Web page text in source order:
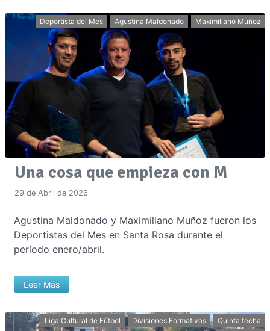
Deportista del Mes Agustina Maldonado Maximiliano Muñoz
Una cosa que empieza con M
29 de Abril de 2026
Agustina Maldonado y Maximiliano Muñoz fueron los
Deportistas del Mes en Santa Rosa durante el
período enero/abril.
Leer Más
Liga Cultural de Fútbol Divisiones Formativas
Quinta fecha